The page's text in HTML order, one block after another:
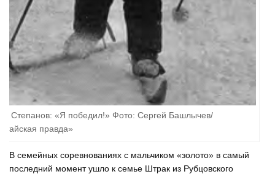
Степанов: «Я победил!» Фото: Сергей Башлычев/
правда»
В семейных соревнованиях с мальчиком «золото» в самый
последний момент ушло к семье Штрак из Рубцовского